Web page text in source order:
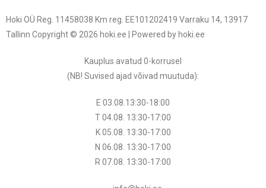
Hoki OÜ Reg. 11458038 Km reg. EE101202419 Varraku 14, 13917
Tallinn Copyright © 2026 hoki.ee | Powered by hoki.ee
Kauplus avatud 0-korrusel
(NB! Suvised ajad võivad muutuda):
E 03.08.13:30-18:00
T 04.08. 13:30-17:00
K 05.08. 13:30-17:00
N 06.08. 13:30-17:00
R 07.08. 13:30-17:00